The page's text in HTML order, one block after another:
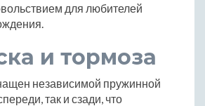
для любителей
и тормоза
независимой пружинной
так и сзади, что